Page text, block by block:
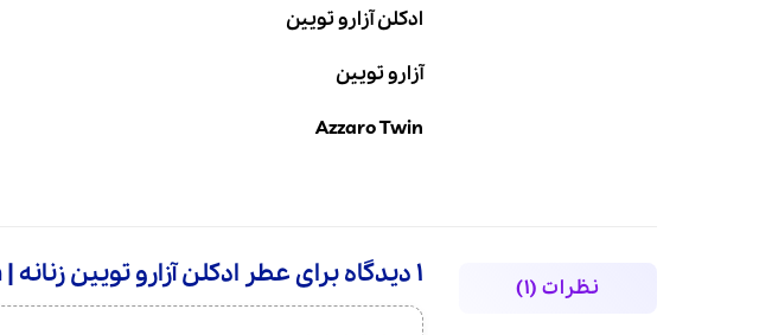
ادکلن آزارو تویین
آزارو تویین
Azzaro Twin
نظرات (1) 1 دیدگاه برای عطر ادکلن آزارو تویین زنانه | Azzaro Twin